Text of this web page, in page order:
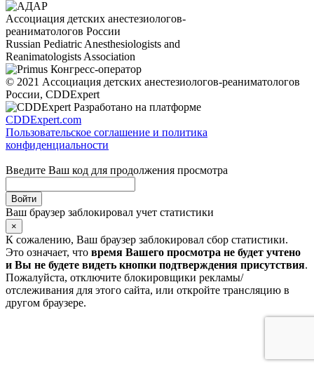
Ассоциация детских анестезиологов-
реаниматологов России
Russian Pediatric Anesthesiologists and
Reanimatologists Association
Конгресс-оператор
© 2021 Ассоциация детских анестезиологов-реаниматологов
России, CDDExpert
Разработано на платформе
CDDExpert.com
Пользовательское соглашение и политика
конфиденциальности
Введите Ваш код для продолжения просмотра
Ваш браузер заблокировал учет статистики
×
К сожалению, Ваш браузер заблокировал сбор статистики.
Это означает, что время Вашего просмотра не будет учтено
и Вы не будете видеть кнопки подтверждения присутствия.
Пожалуйста, отключите блокировщики рекламы/
отслеживания для этого сайта, или откройте трансляцию в
другом браузере.